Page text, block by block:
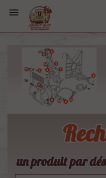

un produit par